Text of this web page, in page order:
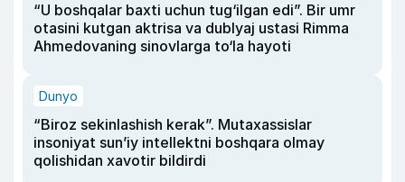
“U boshqalar baxti uchun tug‘ilgan edi”. Bir umr
otasini kutgan aktrisa va dublyaj ustasi Rimma
Ahmedovaning sinovlarga to‘la hayoti
Dunyo
“Biroz sekinlashish kerak”. Mutaxassislar
insoniyat sun’iy intellektni boshqara olmay
qolishidan xavotir bildirdi